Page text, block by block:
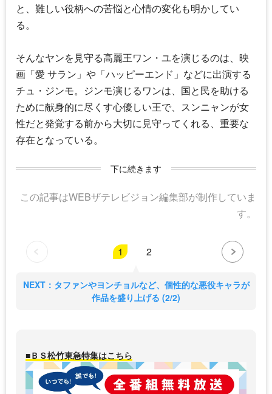
と、難しい役柄への苦悩と心情の変化も明かしてい
る。
そんなヤンを見守る高麗王ワン・ユを演じるのは、映
画「愛 サラン」や「ハッピーエンド」などに出演する
チュ・ジンモ。ジンモ演じるワンは、国と民を助ける
ために献身的に尽くす心優しい王で、スンニャンが女
性だと発覚する前から大切に見守ってくれる、重要な
存在となっている。
下に続きます
この記事はWEBザテレビジョン編集部が制作していま
す。
1 2
NEXT：タファンやヨンチョルなど、個性的な悪役キャラが
作品を盛り上げる (2/2)
■ＢＳ松竹東急特集はこちら